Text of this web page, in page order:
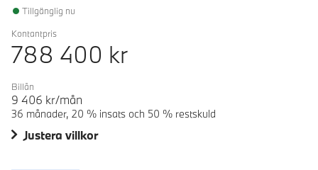
Tillgänglig nu
Kontantpris
788 400 kr
Billån
9 406 kr/mån
36 månader, 20 % insats och 50 % restskuld
Justera villkor